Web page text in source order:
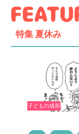
特集 夏休み
子どもの成長